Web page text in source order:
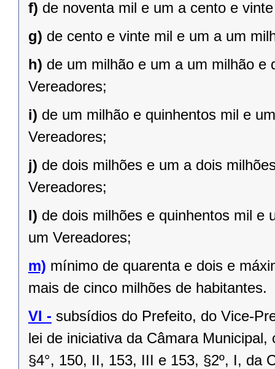
f) de noventa mil e um a cento e
g) de cento e vinte mil e um a um
h) de um milhão e um a um milhão e
Vereadores;
i) de um milhão e quinhentos mil e
Vereadores;
j) de dois milhões e um a dois
Vereadores;
l) de dois milhões e quinhentos mil e
um Vereadores;
m) mínimo de quarenta e dois e
mais de cinco milhões de habitantes.
VI - subsídios do Prefeito, do Vice-
lei de iniciativa da Câmara
§4°, 150, II, 153, III e 153, §2º, I, da